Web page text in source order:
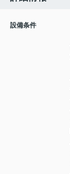
設備条件